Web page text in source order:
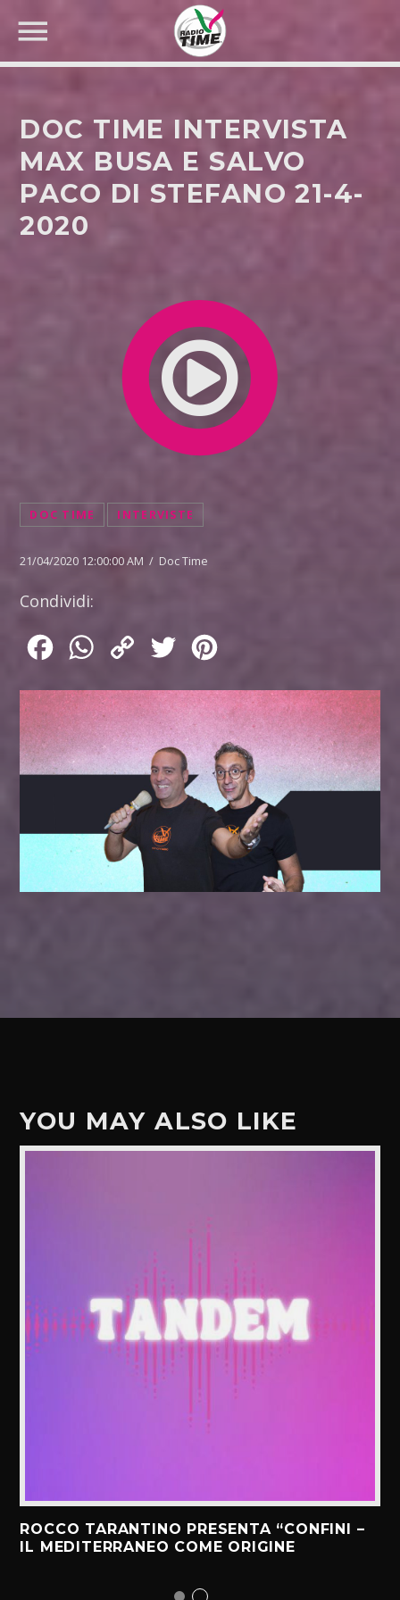
CERCA NEL SITO WEB:
DOC TIME INTERVISTA
MAX BUSA E SALVO
PACO DI STEFANO 21-4-
2020
DOC TIME INTERVISTE
21/04/2020 12:00:00 AM / Doc Time
Condividi:
FacebookWhatsApp
Copy
Twitter
YOU MAY ALSO LIKE
ROCCO TARANTINO PRESENTA “CONFINI –
IL MEDITERRANEO COME ORIGINE